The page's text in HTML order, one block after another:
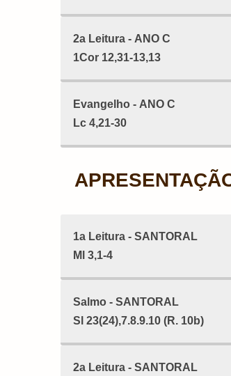
2a Leitura - ANO C
1Cor 12,31-13,13
Evangelho - ANO C
Lc 4,21-30
1a Leitura - SANTORAL
Ml 3,1-4
Salmo - SANTORAL
Sl 23(24),7.8.9.10 (R. 10b)
2a Leitura - SANTORAL